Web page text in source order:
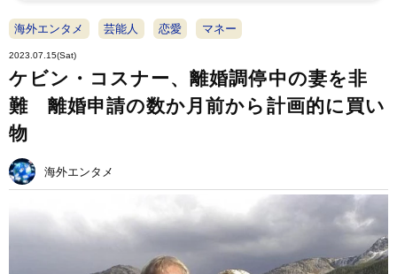
海外エンタメ 芸能人 恋愛 マネー
2023.07.15(Sat)
ケビン・コスナー、離婚調停中の妻を非
難 離婚申請の数か月前から計画的に買い
物
海外エンタメ